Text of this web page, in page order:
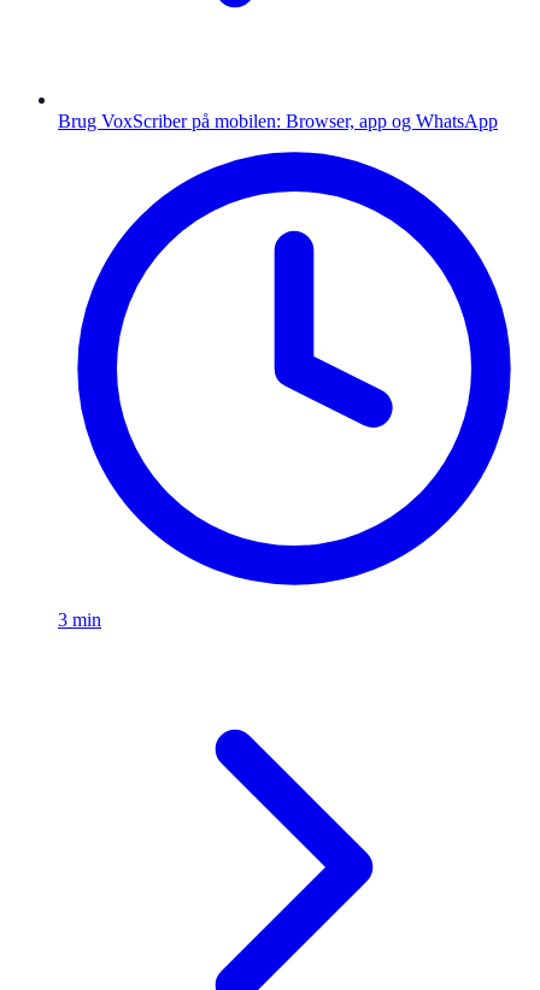
Brug VoxScriber på mobilen: Browser, app og WhatsApp
3 min